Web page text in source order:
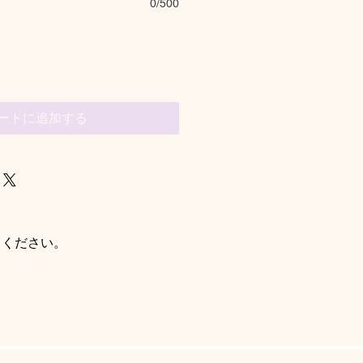
0/500
トに追加する
ださい。